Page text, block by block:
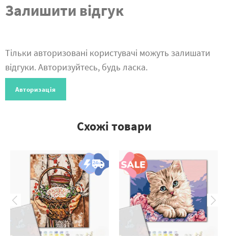
Залишити відгук
Тільки авторизовані користувачі можуть залишати
відгуки. Авторизуйтесь, будь ласка.
Авторизація
Схожі товари